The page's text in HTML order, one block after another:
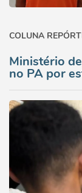
COLUNA
Ministério
no PA por